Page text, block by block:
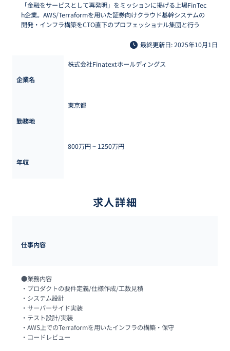
「金融をサービスとして再発明」をミッションに掲げる上場FinTec
h企業。AWS/Terraformを用いた証券向けクラウド基幹システムの
開発・インフラ構築をCTO直下のプロフェッショナル集団と行う
最終更新日: 2025年10月1日
企業名
株式会社Finatextホールディングス
勤務地
東京都
年収
800万円 ~ 1250万円
求人詳細
仕事内容
●業務内容
・プロダクトの要件定義/仕様作成/工数見積
・システム設計
・サーバーサイド実装
・テスト設計/実装
・AWS上でのTerraformを用いたインフラの構築・保守
・コードレビュー